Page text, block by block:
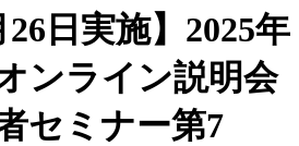
26日実施】2025年
ンライン説明会
セミナー第7